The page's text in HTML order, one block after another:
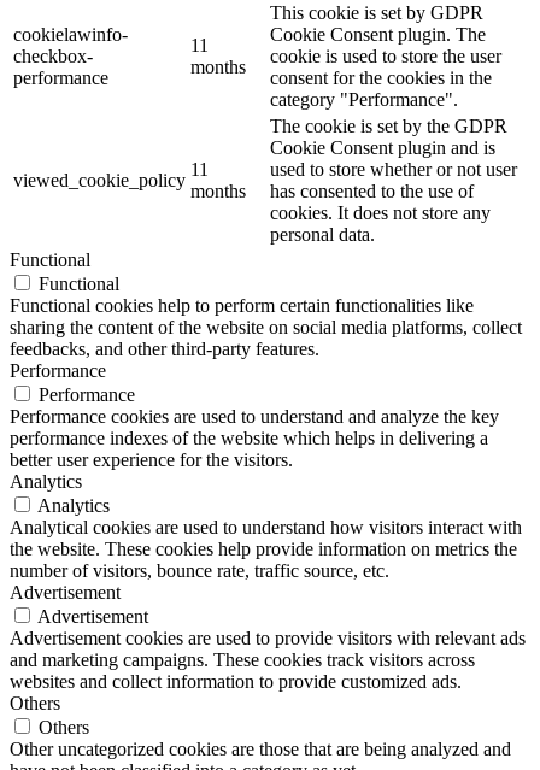
cookielawinfo-
checkbox-
performance
11
months
This cookie is set by GDPR
Cookie Consent plugin. The
cookie is used to store the user
consent for the cookies in the
category "Performance".
viewed_cookie_policy
11
months
The cookie is set by the GDPR
Cookie Consent plugin and is
used to store whether or not user
has consented to the use of
cookies. It does not store any
personal data.
Functional
Functional
Functional cookies help to perform certain functionalities like
sharing the content of the website on social media platforms, collect
feedbacks, and other third-party features.
Performance
Performance
Performance cookies are used to understand and analyze the key
performance indexes of the website which helps in delivering a
better user experience for the visitors.
Analytics
Analytics
Analytical cookies are used to understand how visitors interact with
the website. These cookies help provide information on metrics the
number of visitors, bounce rate, traffic source, etc.
Advertisement
Advertisement
Advertisement cookies are used to provide visitors with relevant ads
and marketing campaigns. These cookies track visitors across
websites and collect information to provide customized ads.
Others
Others
Other uncategorized cookies are those that are being analyzed and